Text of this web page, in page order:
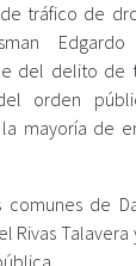
tráfico de
del delito de
orden
mayoría de
de